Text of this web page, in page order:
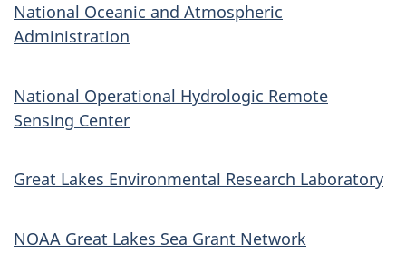
National Oceanic and Atmospheric
Administration
National Operational Hydrologic Remote
Sensing Center
Great Lakes Environmental Research Laboratory
NOAA Great Lakes Sea Grant Network